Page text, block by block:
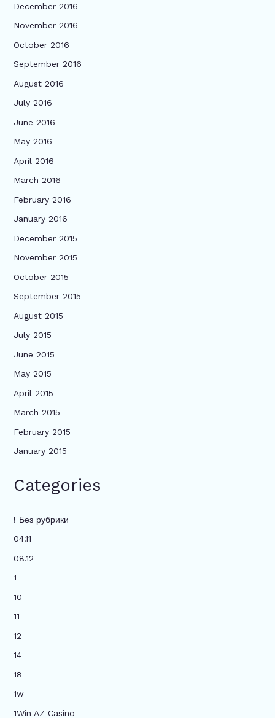
December 2016
November 2016
October 2016
September 2016
August 2016
July 2016
June 2016
May 2016
April 2016
March 2016
February 2016
January 2016
December 2015
November 2015
October 2015
September 2015
August 2015
July 2015
June 2015
May 2015
April 2015
March 2015
February 2015
January 2015
Categories
! Без рубрики
04.11
08.12
1
10
11
12
14
18
1w
1Win AZ Casino